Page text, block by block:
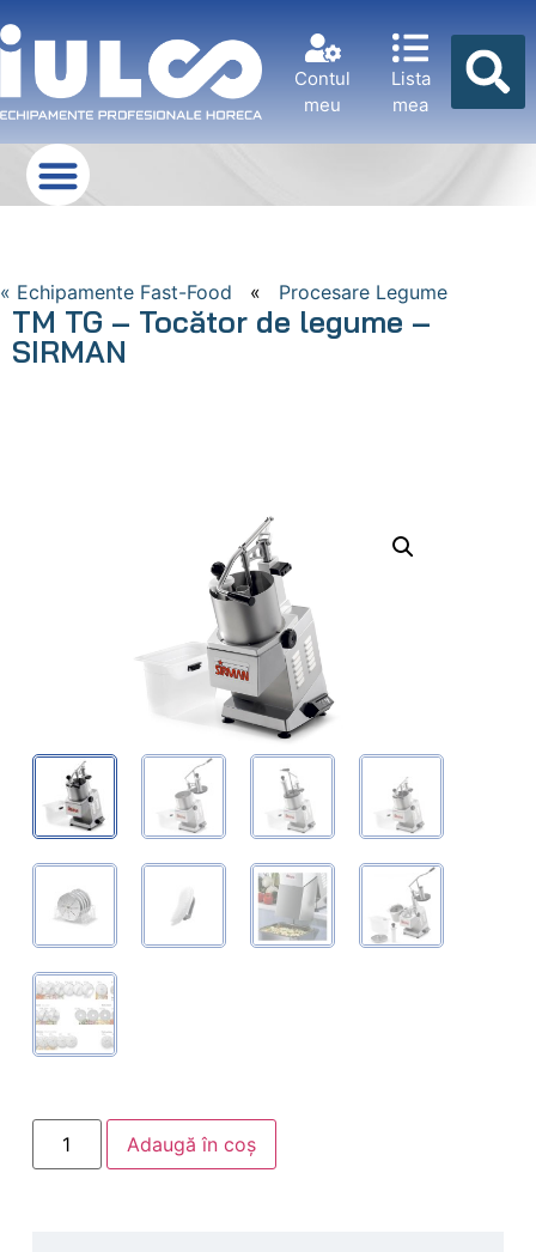
Contul
meu
Lista
mea
« Echipamente Fast-Food « Procesare Legume
TM TG – Tocător de legume –
SIRMAN
Adaugă în coș